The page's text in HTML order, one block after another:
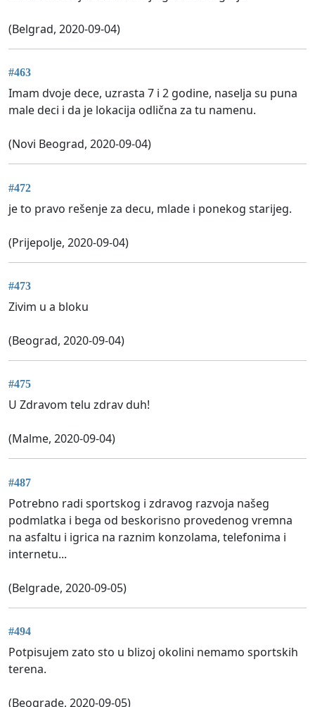
(Belgrad, 2020-09-04)
#463
Imam dvoje dece, uzrasta 7 i 2 godine, naselja su puna
male deci i da je lokacija odlična za tu namenu.
(Novi Beograd, 2020-09-04)
#472
je to pravo rešenje za decu, mlade i ponekog starijeg.
(Prijepolje, 2020-09-04)
#473
Zivim u a bloku
(Beograd, 2020-09-04)
#475
U Zdravom telu zdrav duh!
(Malme, 2020-09-04)
#487
Potrebno radi sportskog i zdravog razvoja našeg
podmlatka i bega od beskorisno provedenog vremna
na asfaltu i igrica na raznim konzolama, telefonima i
internetu...
(Belgrade, 2020-09-05)
#494
Potpisujem zato sto u blizoj okolini nemamo sportskih
terena.
(Beograde, 2020-09-05)